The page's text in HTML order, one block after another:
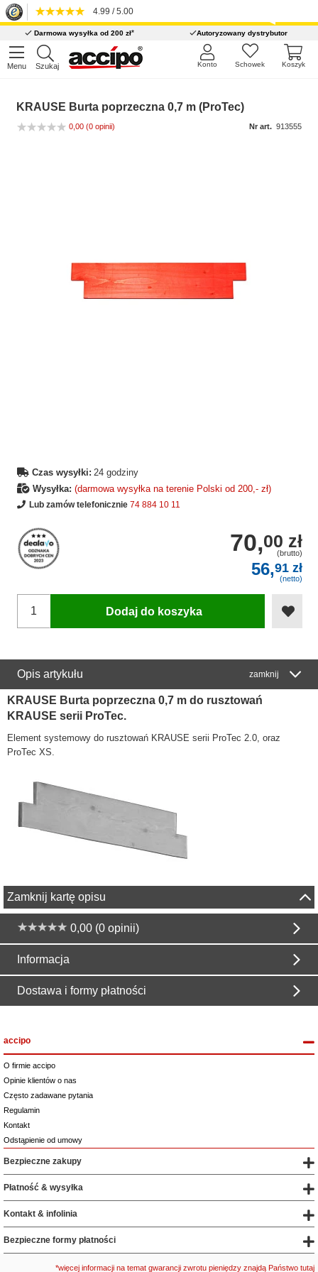
4.99 / 5.00
Darmowa wysyłka od 200 zł* Autoryzowany dystrybutor
Menu Szukaj Koszyk
Schowek
Konto
KRAUSE Burta poprzeczna 0,7 m (ProTec)
0,00 (0 opinii) Nr art. 913555
Czas wysyłki: 24 godziny
Wysyłka: (darmowa wysyłka na terenie Polski od 200,- zł)
Lub zamów telefonicznie 74 884 10 11
70,00 zł
(brutto)
56,91 zł
(netto)
Dodaj do koszyka
Opis artykułu zamknij
KRAUSE Burta poprzeczna 0,7 m do rusztowań
KRAUSE serii ProTec.
Element systemowy do rusztowań KRAUSE serii ProTec 2.0, oraz
ProTec XS.
Zamknij kartę opisu
0,00 (0 opinii)
Informacja
Dostawa i formy płatności
accipo
O firmie accipo
Opinie klientów o nas
Często zadawane pytania
Regulamin
Kontakt
Odstąpienie od umowy
Bezpieczne zakupy
Płatność & wysyłka
Kontakt & infolinia
Bezpieczne formy płatności
*więcej informacji na temat gwarancji zwrotu pieniędzy znajdą Państwo tutaj